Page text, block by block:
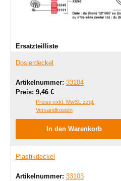
Ersatzteilliste
Dosierdeckel
Artikelnummer: 33104
Preis: Regulärer Preis:
9,46 €
Preise exkl. MwSt. zzgl.
Versandkosten
In den Warenkorb
Plastikdeckel
Artikelnummer: 33103